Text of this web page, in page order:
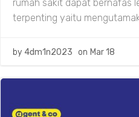
rumah sakit dapat bernafas
terpenting yaitu
by 4dm1n2023 on Mar 18